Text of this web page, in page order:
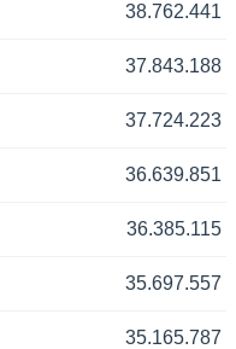
38.762.441
37.843.188
37.724.223
36.639.851
36.385.115
35.697.557
35.165.787